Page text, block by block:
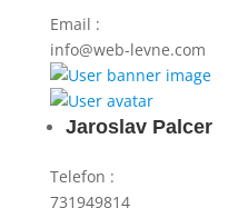
Email :
info@web-levne.com
Jaroslav Palcer
Telefon :
731949814